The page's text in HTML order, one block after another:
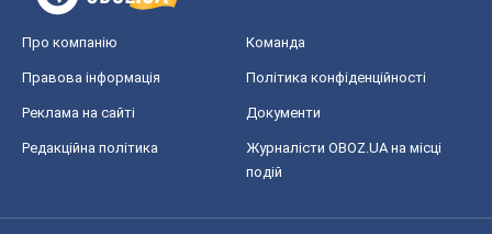
Про компанію Команда
Правова інформація Політика конфіденційності
Реклама на сайті Документи
Редакційна політика
Журналісти OBOZ.UA на місці
подій